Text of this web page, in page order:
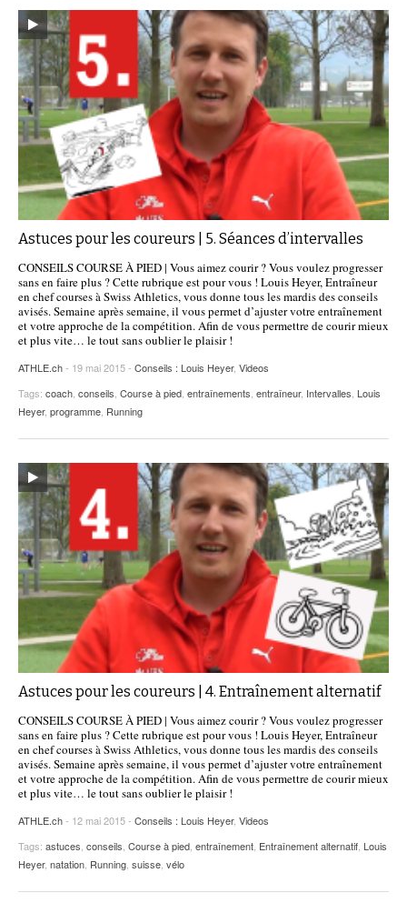
Astuces pour les coureurs | 5. Séances d’intervalles
CONSEILS COURSE À PIED | Vous aimez courir ? Vous voulez progresser
sans en faire plus ? Cette rubrique est pour vous ! Louis Heyer, Entraîneur
en chef courses à Swiss Athletics, vous donne tous les mardis des conseils
avisés. Semaine après semaine, il vous permet d’ajuster votre entraînement
et votre approche de la compétition. Afin de vous permettre de courir mieux
et plus vite… le tout sans oublier le plaisir !
ATHLE.ch- 19 mai 2015 - Conseils : Louis Heyer, Videos
Tags: coach conseils Course à pied entraînements entraîneur, Intervalles Louis
Heyer, programme Running
Astuces pour les coureurs | 4. Entraînement alternatif
CONSEILS COURSE À PIED | Vous aimez courir ? Vous voulez progresser
sans en faire plus ? Cette rubrique est pour vous ! Louis Heyer, Entraîneur
en chef courses à Swiss Athletics, vous donne tous les mardis des conseils
avisés. Semaine après semaine, il vous permet d’ajuster votre entraînement
et votre approche de la compétition. Afin de vous permettre de courir mieux
et plus vite… le tout sans oublier le plaisir !
ATHLE.ch- 12 mai 2015 - Conseils : Louis Heyer, Videos
Tags: astuces conseils Course à pied entraînement Entraînement alternatif Louis
Heyer, natation Running suisse vélo